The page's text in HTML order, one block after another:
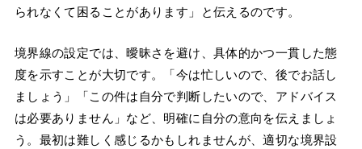
られなくて困ることがあります」と伝えるのです。
境界線の設定では、曖昧さを避け、具体的かつ一貫した態
度を示すことが大切です。「今は忙しいので、後でお話し
ましょう」「この件は自分で判断したいので、アドバイス
は必要ありません」など、明確に自分の意向を伝えましょ
う。最初は難しく感じるかもしれませんが、適切な境界設